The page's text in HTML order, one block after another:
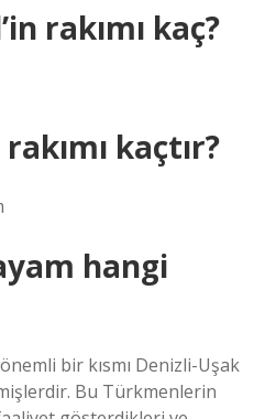
rakımı kaç?
rakımı kaçtır?
hangi
bir kısmı Denizli-Uşak
Bu Türkmenlerin